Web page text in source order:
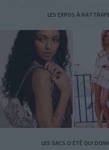
LES EXPOS À
LES SACS D’ÉTÉ QUI